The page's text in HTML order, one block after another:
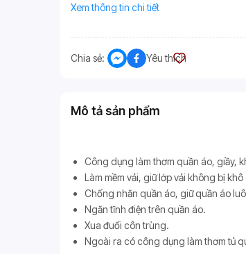
Xem thông tin chi tiết
Chia sẻ: Yêu thích
Mô tả sản phẩm
Công dụng làm thơm quần áo, giầy,
Làm mềm vải, giữ lớp vải không bị
Chống nhăn quần áo, giữ quần áo
Ngăn tĩnh điện trên quần áo.
Xua đuổi côn trùng.
Ngoài ra có công dụng làm thơm tủ